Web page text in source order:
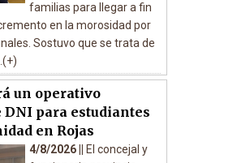
familias para llegar a fin
en la morosidad por
Sostuvo que se trata de
un operativo
DNI para estudiantes
en Rojas
4/8/2026 ||
El concejal y